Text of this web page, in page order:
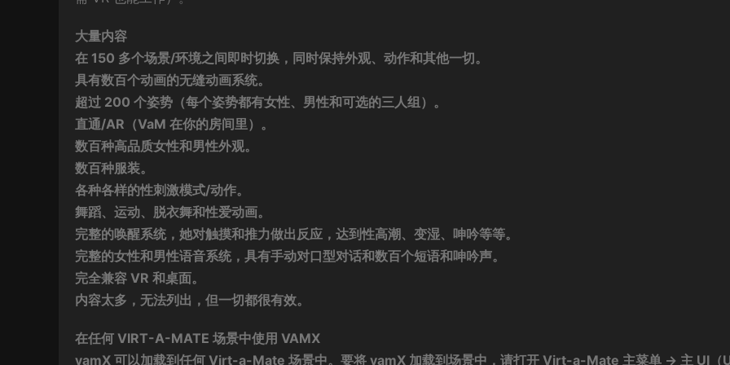
大量内容
在 150 多个场景/环境之间即时切换，同时保持外观、动作和其他一切。
具有数百个动画的无缝动画系统。
超过 200 个姿势（每个姿势都有女性、男性和可选的三人组）。
直通/AR（VaM 在你的房间里）。
数百种高品质女性和男性外观。
数百种服装。
各种各样的性刺激模式/动作。
舞蹈、运动、脱衣舞和性爱动画。
完整的唤醒系统，她对触摸和推力做出反应，达到性高潮、变湿、呻吟等等。
完整的女性和男性语音系统，具有手动对口型对话和数百个短语和呻吟声。
完全兼容 VR 和桌面。
内容太多，无法列出，但一切都很有效。
在任何 VIRT-A-MATE 场景中使用 VAMX
vamX 可以加载到任何 Virt-a-Mate 场景中。要将 vamX 加载到场景中，请打开 Virt-a-Mate 主菜单 -> 主 UI（